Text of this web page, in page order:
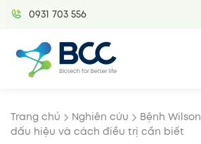
Skip
0931 703 556
Trang chủ Nghiên cứu
Bệnh
dấu hiệu và cách điều trị cần biết